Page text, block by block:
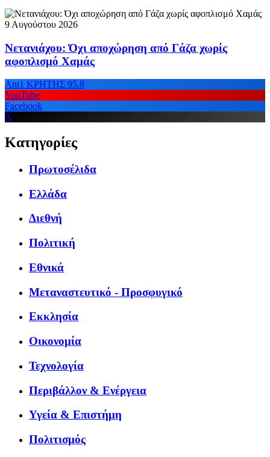
9 Αυγούστου 2026
Νετανιάχου: Όχι αποχώρηση από Γάζα χωρίς
αφοπλισμό Χαμάς
Ant1 ΚΡΗΤΗΣ 95.8
YouTube
Facebook
X
Κατηγορίες
Πρωτοσέλιδα
Ελλάδα
Διεθνή
Πολιτική
Εθνικά
Μεταναστευτικό - Προσφυγικό
Εκκλησία
Οικονομία
Τεχνολογία
Περιβάλλον & Ενέργεια
Υγεία & Επιστήμη
Πολιτισμός